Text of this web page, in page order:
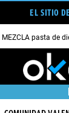
EL SITIO
MEZCLA pasta de